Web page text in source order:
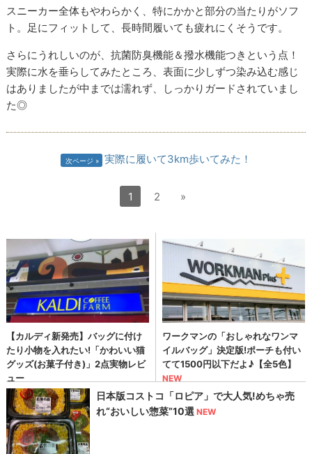
スニーカー全体もやわらかく、特にかかと部分の当たりがソフ
ト。足にフィットして、長時間履いても疲れにくそうです。
さらにうれしいのが、抗菌防臭機能＆撥水機能つきという点！
実際に水を垂らしてみたところ、表面に少しずつ染み込む感じ
はありましたが中までは濡れず、しっかりガードされていまし
た◎
次ページ 実際に履いて3km歩いてみた！
1 2 »